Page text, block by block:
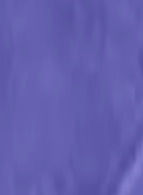
материалы для детейлинга.